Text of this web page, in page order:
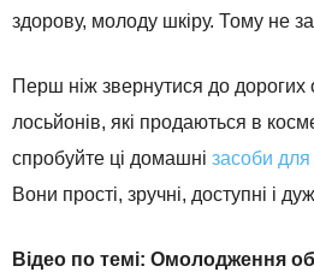
здорову, молоду шкіру. Тому не
Перш ніж звернутися до дорогих
лосьйонів, які продаються в
спробуйте ці домашні засоби
Вони прості, зручні, доступні і
Відео по темі: Омолодження